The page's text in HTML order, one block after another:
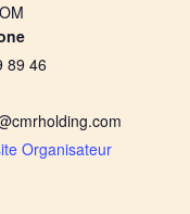
89 46
Organisateur